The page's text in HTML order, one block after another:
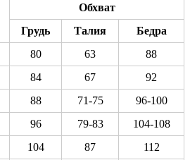
Обхват
Грудь
Талия
Бедра
80 63
88
84 67
92
88 71-75
96-100
96 79-83
104-108
104 87
112